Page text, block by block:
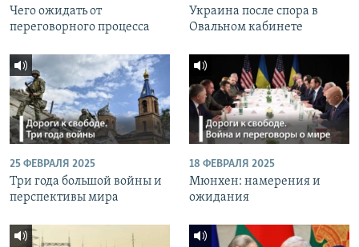
Чего ожидать от
переговорного процесса
Украина после спора в
Овальном кабинете
25 ФЕВРАЛЯ 2025
Три года большой войны и
перспективы мира
18 ФЕВРАЛЯ 2025
Мюнхен: намерения и
ожидания